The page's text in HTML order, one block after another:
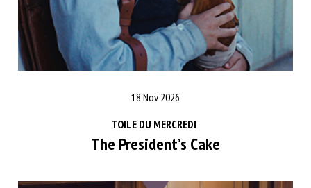
18 Nov 2026
TOILE DU MERCREDI
The President’s Cake